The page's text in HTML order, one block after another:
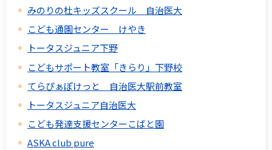
みのりの杜キッズスクール 自治医大
こども通園センター けやき
トータスジュニア下野
こどもサポート教室「きらり」下野校
てらぴぁぽけっと 自治医大駅前教室
トータスジュニア自治医大
こども発達支援センターこばと園
ASKA club pure